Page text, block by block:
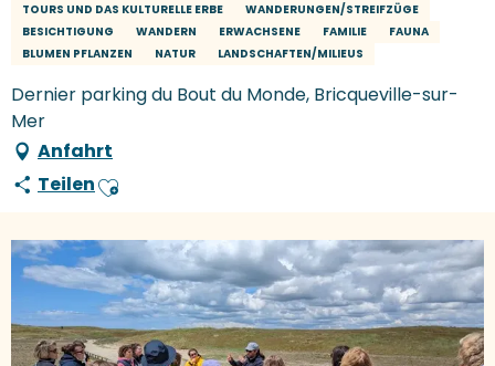
TOURS UND DAS KULTURELLE ERBE
WANDERUNGEN/STREIFZÜGE
BESICHTIGUNG
WANDERN ERWACHSENE FAMILIE
FAUNA
BLUMEN PFLANZEN
NATUR LANDSCHAFTEN/MILIEUS
Dernier parking du Bout du Monde, Bricqueville-sur-
Mer
Anfahrt
TeilenAjouter aux favoris